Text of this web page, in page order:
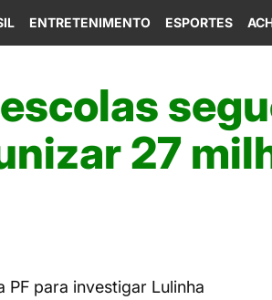
ENTRETENIMENTO ESPORTES
27
para investigar Lulinha